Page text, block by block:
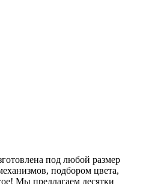
под любой размер
подбором цвета,
Мы предлагаем десятки